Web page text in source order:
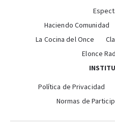
Haciendo Comunidad
La Cocina del Once
Elonce
Política de Privacidad
Normas de